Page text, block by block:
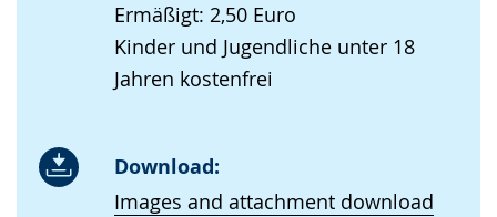
Ermäßigt: 2,50 Euro
Kinder und Jugendliche unter 18
Jahren kostenfrei
Download:
Images and attachment download